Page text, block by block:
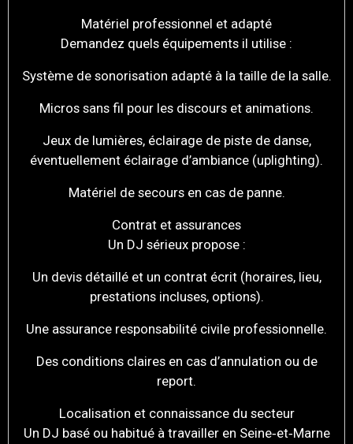
Matériel professionnel et adapté
Demandez quels équipements il utilise :
Système de sonorisation adapté à la taille de la salle.
Micros sans fil pour les discours et animations.
Jeux de lumières, éclairage de piste de danse,
éventuellement éclairage d’ambiance (uplighting).
Matériel de secours en cas de panne.
Contrat et assurances
Un DJ sérieux propose :
Un devis détaillé et un contrat écrit (horaires, lieu,
prestations incluses, options).
Une assurance responsabilité civile professionnelle.
Des conditions claires en cas d’annulation ou de
report.
Localisation et connaissance du secteur
Un DJ basé ou habitué à travailler en Seine‑et‑Marne